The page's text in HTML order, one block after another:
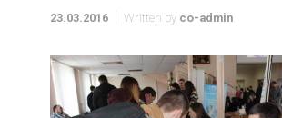
23.03.2016 Written by co-admin